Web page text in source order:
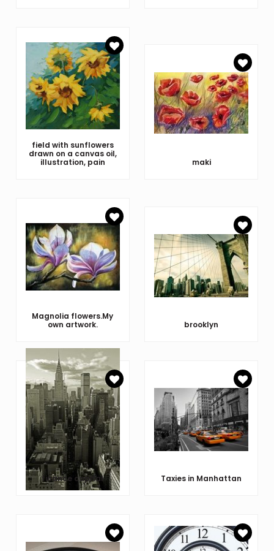
field with sunflowers
drawn on a canvas oil,
illustration, pain
maki
Magnolia flowers.My
own artwork.
brooklyn
finance capital Taxies in Manhattan